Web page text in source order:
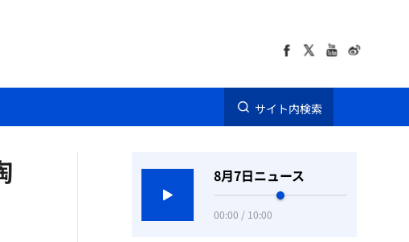
サイト内検索
8月7日ニュース
00:00 / 10:00